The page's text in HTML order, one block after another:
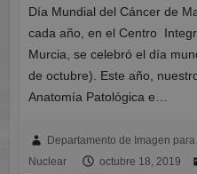
Día Mundial del Cáncer de
cada año, en el Centro
Murcia, se celebró el día
de octubre). Este año,
Anatomía Patológica e…
Departamento de Imagen
Nuclear
octubre 18, 2019